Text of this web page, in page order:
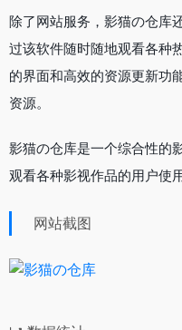
除了网站服务，影猫の仓库
过该软件随时随地观看各种
的界面和高效的资源更新功
资源。
影猫の仓库是一个综合性的
观看各种影视作品的用户使用
网站截图